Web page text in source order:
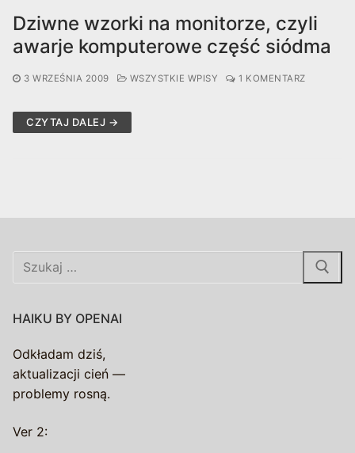
Dziwne wzorki na monitorze, czyli
awarje komputerowe część siódma
3 WRZEŚNIA 2009 WSZYSTKIE WPISY 1 KOMENTARZ
CZYTAJ DALEJ →
Szukaj:
HAIKU BY OPENAI
Odkładam dziś,
aktualizacji cień —
problemy rosną.
Ver 2: